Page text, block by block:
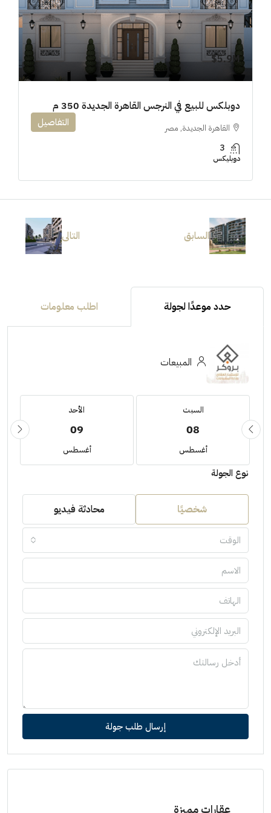
5.9M$
دوبلكس للبيع في النرجس القاهرة الجديدة 350 م
القاهرة الجديدة, مصر
3
دوبليكس
التفاصيل
السابق التالى
حدد موعدًا لجولة اطلب معلومات
المبيعات
السبت
08
أغسطس
الأحد
09
أغسطس
نوع الجولة
شخصيًا محادثة فيديو
الوقت
إرسال طلب جولة
عقارات مميزة